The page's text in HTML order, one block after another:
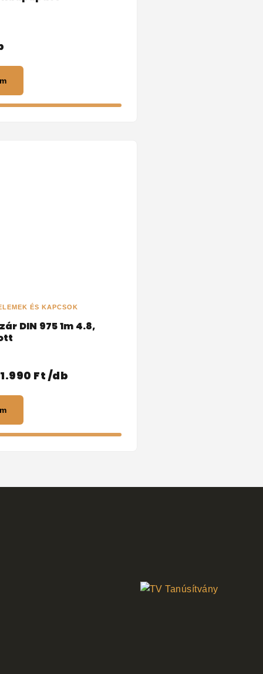
ÉS KAPCSOK
DIN 975 1m 4.8,
1.990 Ft /db